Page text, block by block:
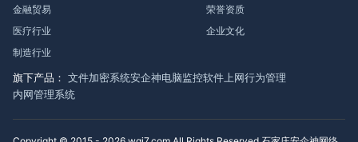
金融贸易
医疗行业
制造行业
荣誉资质
企业文化
旗下产品： 文件加密系统安企神电脑监控软件 上网行为管理
内网管理系统